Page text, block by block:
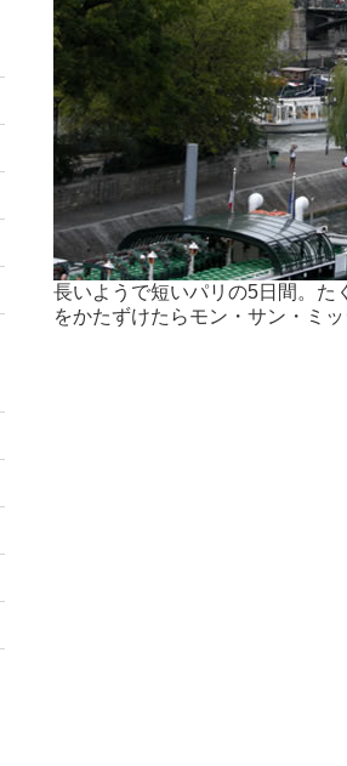
長いようで短いパリの5日間。た
をかたずけたらモン・サン・ミ